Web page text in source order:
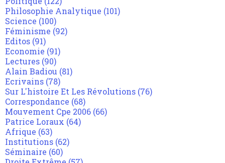
Philosophie Analytique (101)
Science (100)
Féminisme (92)
Editos (91)
Economie (91)
Lectures (90)
Alain Badiou (81)
Ecrivains (78)
Sur L'histoire Et Les Révolutions (76)
Correspondance (68)
Mouvement Cpe 2006 (66)
Patrice Loraux (64)
Afrique (63)
Institutions (62)
Séminaire (60)